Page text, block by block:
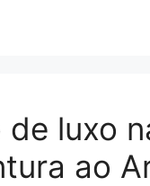
luxo
ao